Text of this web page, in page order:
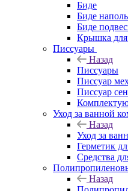
Биде
Биде
Биде
Крышка для
Писсуары
Назад
Писсуары
Писсуар
Писсуар
Уход за ванной
Назад
Уход за
Герметик
Средства
Назад